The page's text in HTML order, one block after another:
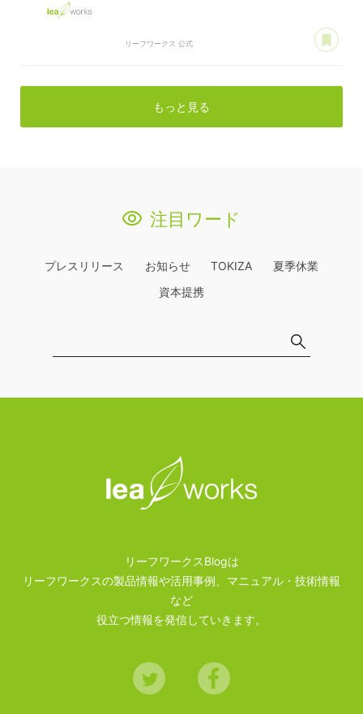
リーフワークス 公式
もっと見る
注目ワード
プレスリリース お知らせ TOKIZA
夏季休業
資本提携
リーフワークスBlogは
リーフワークスの製品情報や活用事例、マニュアル・技術情報
など
役立つ情報を発信していきます。
Twitter